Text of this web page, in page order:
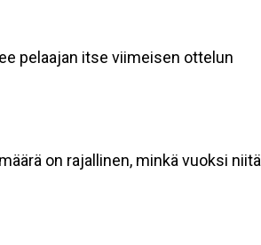
pelaajan itse viimeisen ottelun
on rajallinen, minkä vuoksi niitä